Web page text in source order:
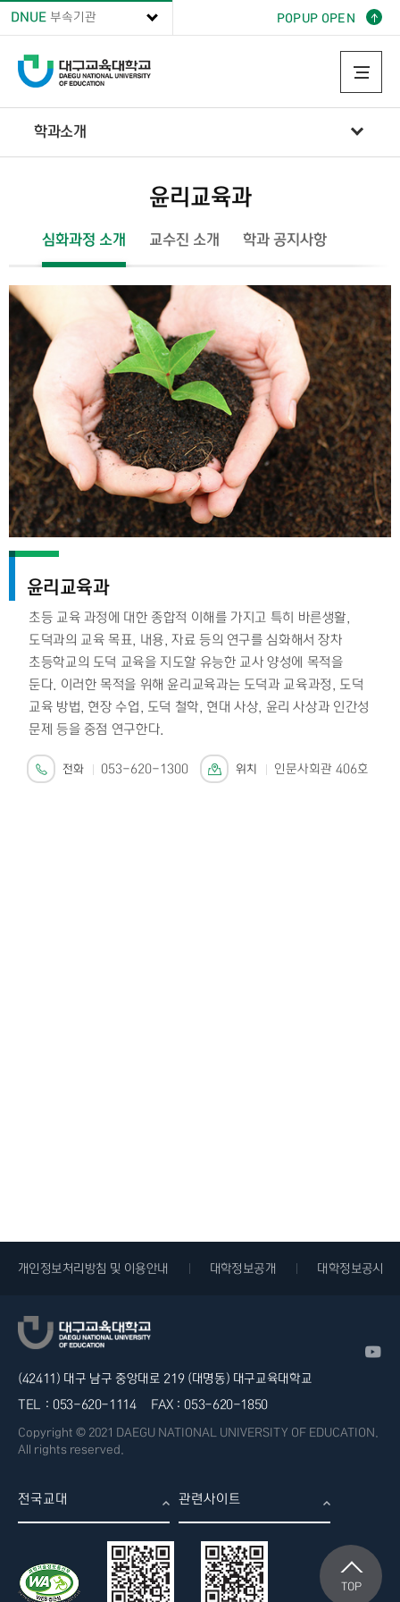
POPUP OPEN
DNUE 부속기관
학과소개
윤리교육과
심화과정 소개 교수진 소개 학과 공지사항
윤리교육과
초등 교육 과정에 대한 종합적 이해를 가지고 특히 바른생활,
도덕과의 교육 목표, 내용, 자료 등의 연구를 심화해서 장차
초등학교의 도덕 교육을 지도할 유능한 교사 양성에 목적을
둔다. 이러한 목적을 위해 윤리교육과는 도덕과 교육과정, 도덕
교육 방법, 현장 수업, 도덕 철학, 현대 사상, 윤리 사상과 인간성
문제 등을 중점 연구한다.
전화 053-620-1300 위치 인문사회관 406호
TOP
개인정보처리방침 및 이용안내 대학정보공개 대학정보공시
(42411) 대구 남구 중앙대로 219 (대명동) 대구교육대학교
TEL : 053-620-1114 FAX : 053-620-1850
Copyright © 2021 DAEGU NATIONAL UNIVERSITY OF EDUCATION.
All rights reserved.
전국교대 관련사이트